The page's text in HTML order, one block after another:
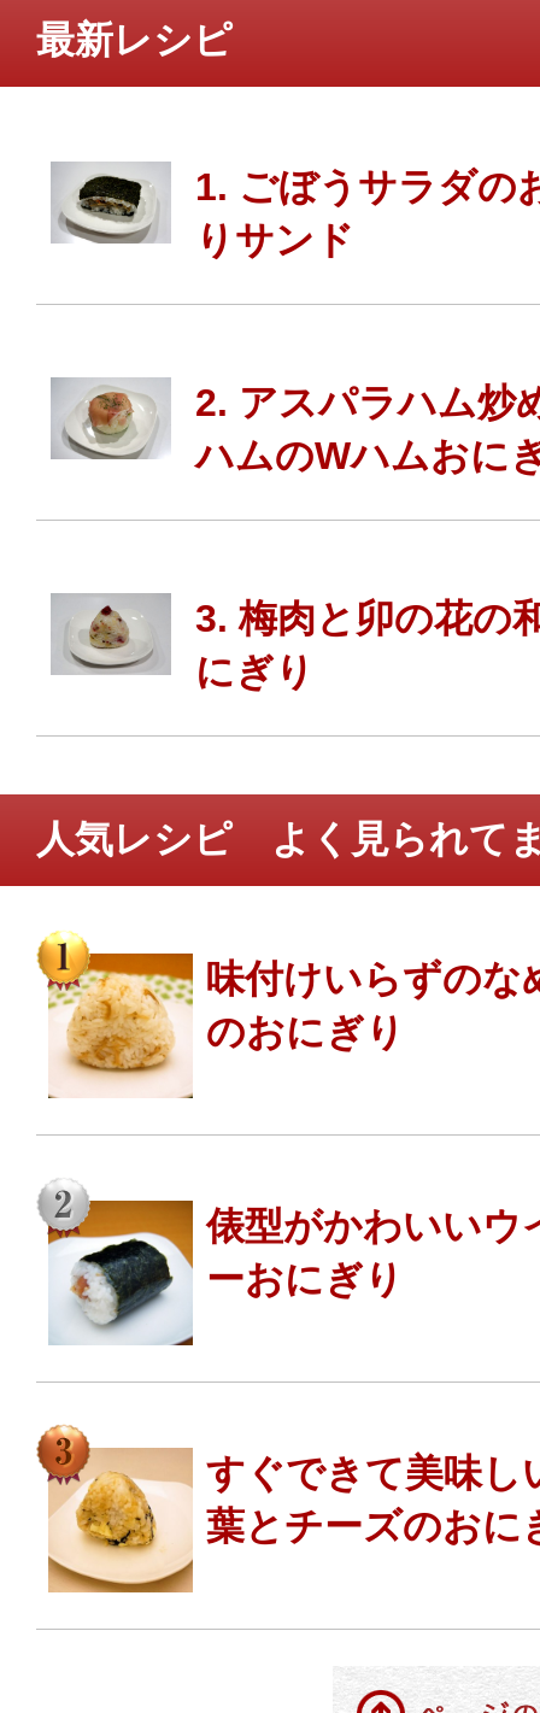
最新レシピ
1. ごぼうサラダの
りサンド
2. アスパラハム炒
ハムのWハムおに
3. 梅肉と卯の花の
にぎり
人気レシピ よく見られて
味付けいらずのな
のおにぎり
俵型がかわいいウ
ーおにぎり
すぐできて美味し
葉とチーズのおに